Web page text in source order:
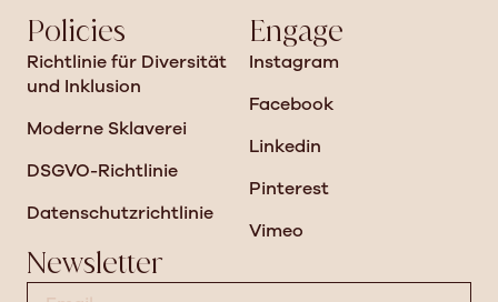
Policies
Richtlinie für Diversität
und Inklusion
Moderne Sklaverei
DSGVO-Richtlinie
Datenschutzrichtlinie
Engage
Instagram
Facebook
Linkedin
Pinterest
Vimeo
Newsletter